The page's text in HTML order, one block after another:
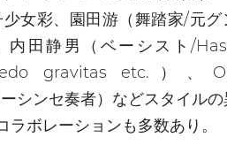
女彩、園田游（舞踏家/元グ
内田静男（ベーシスト/
gravitas etc.）、
シンセ奏者）などスタイル
ラボレーションも多数あり。